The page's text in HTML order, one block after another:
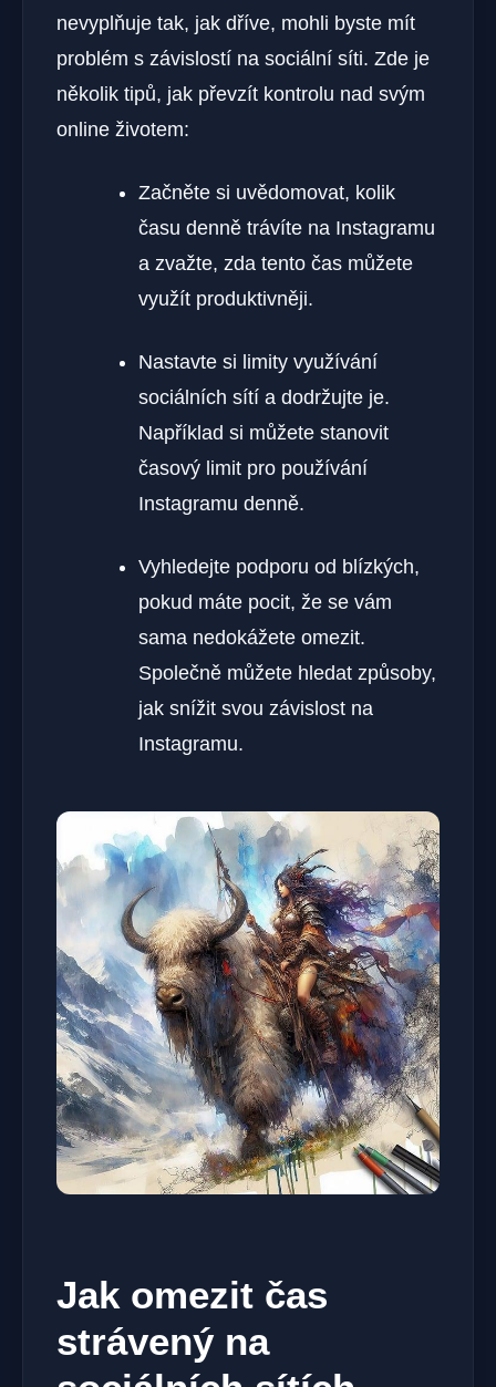
nevyplňuje tak, jak dříve, mohli byste mít
problém s závislostí na sociální síti. Zde je
několik tipů, jak převzít kontrolu nad svým
online životem:
Začněte si uvědomovat, kolik
času denně trávíte na Instagramu
a zvažte, zda tento čas můžete
využít produktivněji.
Nastavte si limity využívání
sociálních sítí a dodržujte je.
Například si můžete stanovit
časový limit pro používání
Instagramu denně.
Vyhledejte podporu od blízkých,
pokud máte pocit, že se vám
sama nedokážete omezit.
Společně můžete hledat způsoby,
jak snížit svou závislost na
Instagramu.
Jak omezit čas
strávený na